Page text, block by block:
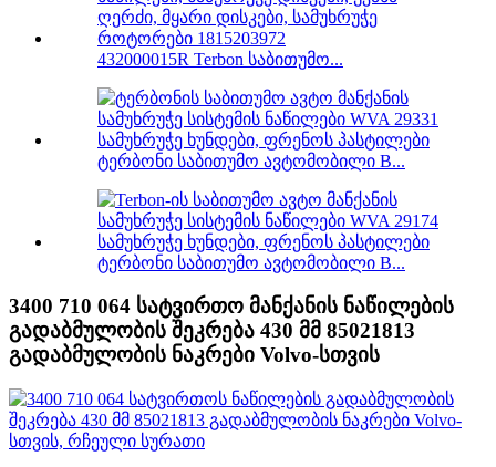
432000015R Terbon საბითუმო...
ტერბონი საბითუმო ავტომობილი B...
ტერბონი საბითუმო ავტომობილი B...
3400 710 064 სატვირთო მანქანის ნაწილების
გადაბმულობის შეკრება 430 მმ 85021813
გადაბმულობის ნაკრები Volvo-სთვის